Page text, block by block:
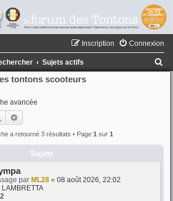
Connexion
Inscription
Sujets actifs
tontons scooteurs
avancée
Rechercher
a retourné 3 résultats • Page 1 sur 1
Sujets
par ML28 « 08 août 2026, 22:02
LAMBRETTA
2